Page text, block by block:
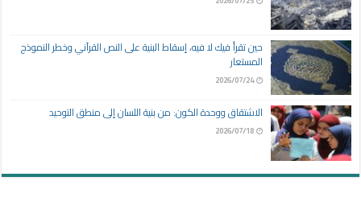
حين تقرأ فيك لا فيه، إسقاط البنية على النص القرآني وخطر النموذج
المستعار
2026/07/24
الاشتقاق ووحدة الكون: من بنية اللسان إلى منطق التوحيد
2026/07/18